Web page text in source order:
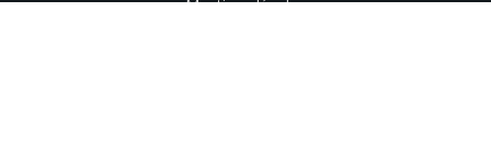
Mentions légales